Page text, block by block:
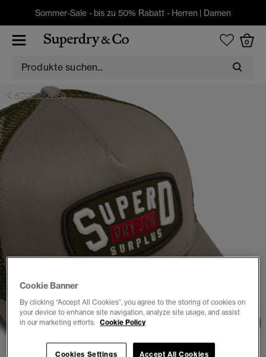
Sommer-Sale - bis zu 50% Rabatt - Herren | Damen
0
ACCESSOIRES
Cookie Banner
By clicking “Accept All Cookies”, you agree to the storing of cookies on
your device to enhance site navigation, analyze site usage, and assist
in our marketing efforts. Cookie Policy
Accept All Cookies
Cookies Settings